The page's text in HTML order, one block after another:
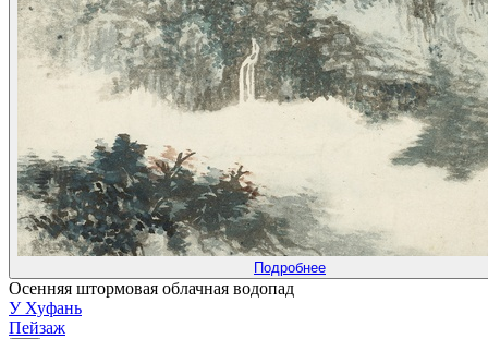
Подробнее
Осенняя штормовая облачная водопад
У Хуфань
Пейзаж